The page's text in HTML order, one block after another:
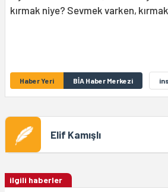
kırmak niye? Sevmek varken,
Haber Yeri BİA Haber Merkezi
Elif Kamışlı
ilgili haberler